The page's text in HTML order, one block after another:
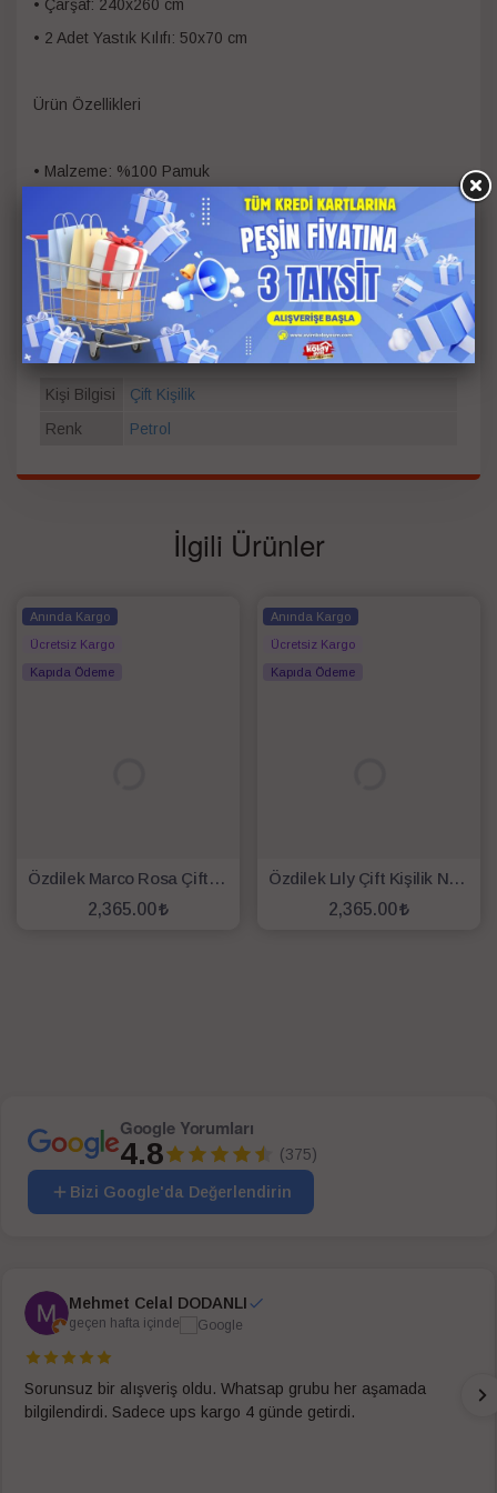
• Çarşaf: 240x260 cm
• 2 Adet Yastık Kılıfı: 50x70 cm
Ürün Özellikleri
• Malzeme: %100 Pamuk
Yıkama ve Bakım Önerileri
• 30 derecede ılık suda ters çevirerek yıkayınız.
• Çamaşır suyu kullanmayınız.
• Düşük ısıda yıkayınız.
Kişi Bilgisi
Çift Kişilik
Renk
Petrol
İlgili Ürünler
Anında Kargo
Ücretsiz Kargo
Kapıda Ödeme
Özdilek Marco Rosa Çift Kişilik Nevresim Takımı Beyaz
2,365.00
Anında Kargo
Ücretsiz Kargo
Kapıda Ödeme
Özdilek Lıly Çift Kişilik Nevresim Takımı Lila Beyaz
2,365.00
Google Yorumları
4.8 (375)
Bizi Google'da Değerlendirin
Mehmet Celal DODANLI
geçen hafta içinde
Sorunsuz bir alışveriş oldu. Whatsap grubu her aşamada
bilgilendirdi. Sadece ups kargo 4 günde getirdi.